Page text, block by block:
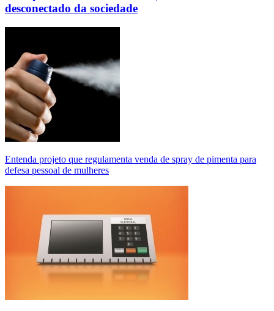
desconectado da sociedade
Entenda projeto que regulamenta venda de spray de pimenta para
defesa pessoal de mulheres